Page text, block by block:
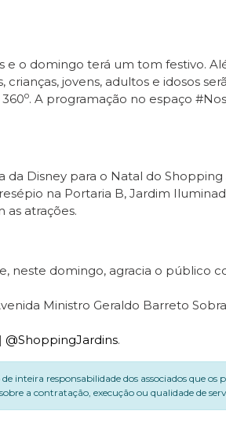
o domingo terá um tom festivo.
jovens, adultos e idosos
o. A programação no espaço
da Disney para o Natal do
na Portaria B, Jardim
as atrações.
neste domingo, agracia o público
Ministro Geraldo Barreto
| @ShoppingJardins.
inteira responsabilidade dos associados que
a contratação, execução ou qualidade de